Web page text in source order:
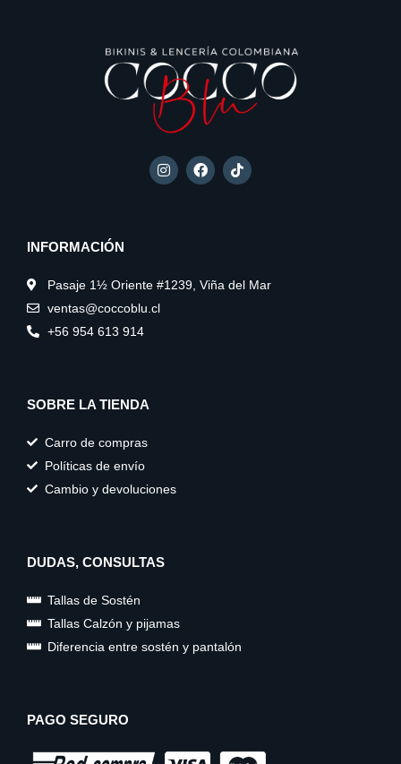
I
n
F
a
T
i
INFORMACIÓN
Pasaje 1½ Oriente #1239, Viña del Mar
ventas@coccoblu.cl
+56 954 613 914
SOBRE LA TIENDA
Carro de compras
Políticas de envío
Cambio y devoluciones
DUDAS, CONSULTAS
Tallas de Sostén
Tallas Calzón y pijamas
Diferencia entre sostén y pantalón
PAGO SEGURO